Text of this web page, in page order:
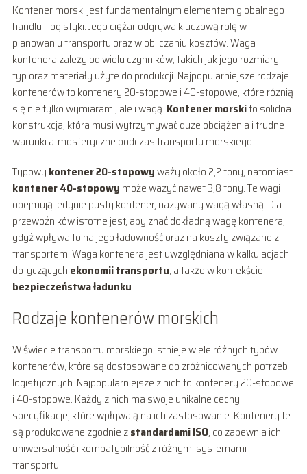
Kontener morski jest fundamentalnym elementem globalnego
handlu i logistyki. Jego ciężar odgrywa kluczową rolę w
planowaniu transportu oraz w obliczaniu kosztów. Waga
kontenera zależy od wielu czynników, takich jak jego rozmiary,
typ oraz materiały użyte do produkcji. Najpopularniejsze rodzaje
kontenerów to kontenery 20-stopowe i 40-stopowe, które różnią
się nie tylko wymiarami, ale i wagą. Kontener morskito solidna
konstrukcja, która musi wytrzymywać duże obciążenia i trudne
warunki atmosferyczne podczas transportu morskiego.
Typowy kontener 20-stopowyważy około 2,2 tony, natomiast
kontener 40-stopowy może ważyć nawet 3,8 tony. Te wagi
obejmują jedynie pusty kontener, nazywany wagą własną. Dla
przewoźników istotne jest, aby znać dokładną wagę kontenera,
gdyż wpływa to na jego ładowność oraz na koszty związane z
transportem. Waga kontenera jest uwzględniana w kalkulacjach
dotyczących ekonomii transportu, a także w kontekście
bezpieczeństwa ładunku.
Rodzaje kontenerów morskich
W świecie transportu morskiego istnieje wiele różnych typów
kontenerów, które są dostosowane do zróżnicowanych potrzeb
logistycznych. Najpopularniejsze z nich to kontenery 20-stopowe
i 40-stopowe. Każdy z nich ma swoje unikalne cechy i
specyfikacje, które wpływają na ich zastosowanie. Kontenery te
są produkowane zgodnie zstandardami ISO, co zapewnia ich
uniwersalność i kompatybilność z różnymi systemami
transportu.